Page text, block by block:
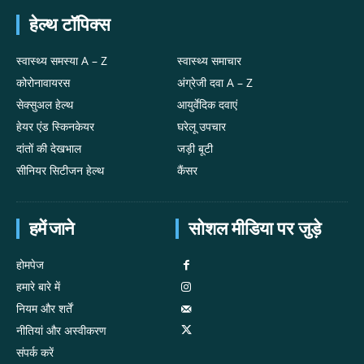
हेल्थ टॉपिक्स
स्वास्थ्य समस्या A – Z
कोरोनावायरस
सेक्सुअल हेल्थ
हेयर एंड स्किनकेयर
दांतों की देखभाल
सीनियर सिटीजन हेल्थ
स्वास्थ्य समाचार
अंग्रेजी दवा A – Z
आयुर्वेदिक दवाएं
घरेलू उपचार
जड़ी बूटी
कैंसर
हमें जाने
होमपेज
हमारे बारे में
नियम और शर्तें
नीतियां और अस्वीकरण
संपर्क करें
सोशल मीडिया पर जुड़े